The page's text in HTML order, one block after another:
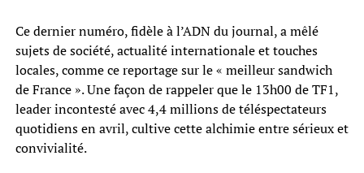
Ce dernier numéro, fidèle à l’ADN du journal, a mêlé
sujets de société, actualité internationale et touches
locales, comme ce reportage sur le « meilleur sandwich
de France ». Une façon de rappeler que le 13h00 de TF1,
leader incontesté avec 4,4 millions de téléspectateurs
quotidiens en avril, cultive cette alchimie entre sérieux et
convivialité.